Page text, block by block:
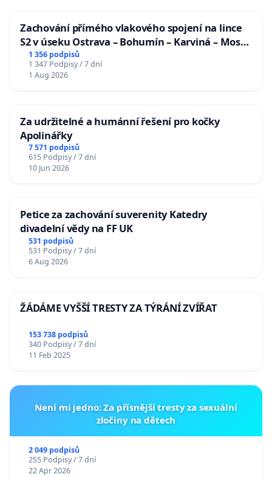
Zachování přímého vlakového spojení na lince
S2 v úseku Ostrava – Bohumín – Karviná – Mosty
u Jablunkova
1 356 podpisů
1 347 Podpisy / 7 dní
1 Aug 2026
Za udržitelné a humánní řešení pro kočky
Apolinářky
7 571 podpisů
615 Podpisy / 7 dní
10 Jun 2026
Petice za zachování suverenity Katedry
divadelní vědy na FF UK
531 podpisů
531 Podpisy / 7 dní
6 Aug 2026
ŽÁDÁME VYŠŠÍ TRESTY ZA TÝRÁNÍ ZVÍŘAT
153 738 podpisů
340 Podpisy / 7 dní
11 Feb 2025
Není mi jedno: Za přísnější tresty za sexuální
zločiny na dětech
2 049 podpisů
255 Podpisy / 7 dní
22 Apr 2026